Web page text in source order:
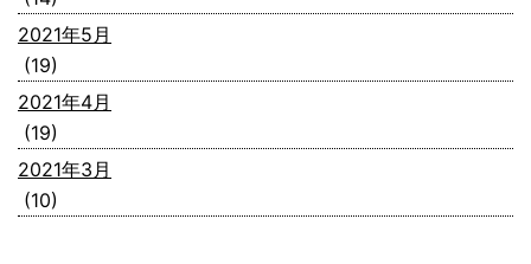
2021年5月
(19)
2021年4月
(19)
2021年3月
(10)